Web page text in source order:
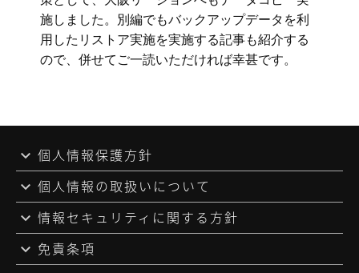
施しました。別編でもバックアップデータを利
用したリストア実施を実施する記事も紹介する
ので、併せてご一読いただければ幸甚です。
個人情報保護方針
個人情報の取扱いについて
情報セキュリティに関する方針
免責条項